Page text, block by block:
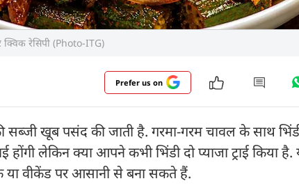
क्विक रेसिपी (Photo-ITG)
Prefer us on
सब्जी खूब पसंद की जाती है. गरमा-गरम चावल के साथ
लेकिन क्या आपने कभी भिंडी दो प्याजा ट्राई किया
या वीकेंड पर आसानी से बना सकते हैं.